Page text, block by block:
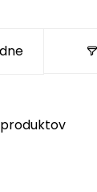
produktov